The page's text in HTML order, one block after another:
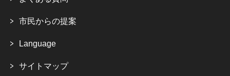
市民からの提案
Language
サイトマップ